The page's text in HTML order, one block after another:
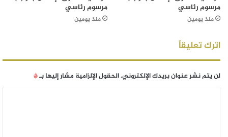
مرسوم رئاسي
منذ يومين
مرسوم رئاسي
منذ يومين
اترك تعليقاً
لن يتم نشر عنوان بريدك الإلكتروني.الحقول الإلزامية مشار إليها بـ*